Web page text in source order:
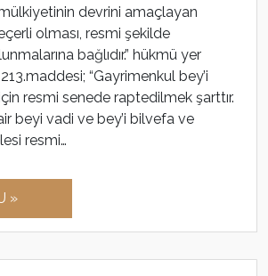
devrini amaçlayan
olması, resmi şekilde
bağlıdır.” hükmü yer
“Gayrimenkul bey’i
resmi senede raptedilmek şarttır.
beyi vadi ve bey’i bilvefa ve
resmi…
»